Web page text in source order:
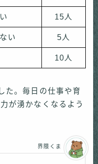
15人
い 5人
10人
た。毎日の仕事や育
が湧かなくなるよう
界隈くま